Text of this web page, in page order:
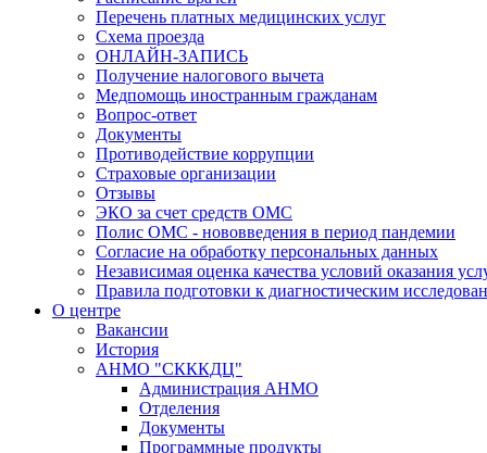
Перечень платных медицинских услуг
Схема проезда
ОНЛАЙН-ЗАПИСЬ
Получение налогового вычета
Медпомощь иностранным гражданам
Вопрос-ответ
Документы
Противодействие коррупции
Страховые организации
Отзывы
ЭКО за счет средств ОМС
Полис ОМС - нововведения в период пандемии
Согласие на обработку персональных данных
Независимая оценка качества условий оказания
Правила подготовки к диагностическим
О центре
Вакансии
История
АНМО "СКККДЦ"
Администрация АНМО
Отделения
Документы
Программные продукты